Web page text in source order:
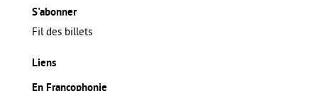
S'abonner
Fil des billets
Liens
En Francophonie